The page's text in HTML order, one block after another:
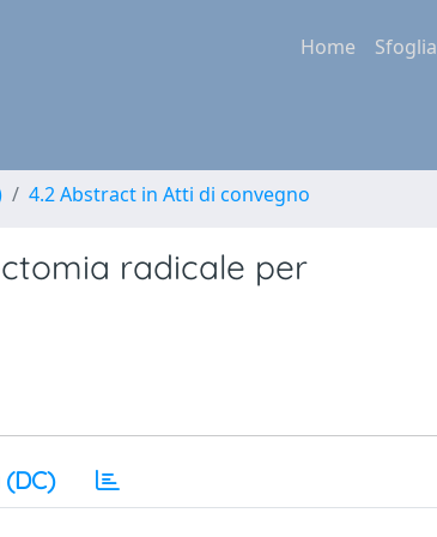
Home Sfoglia
4.2 Abstract in Atti di convegno
radicale per